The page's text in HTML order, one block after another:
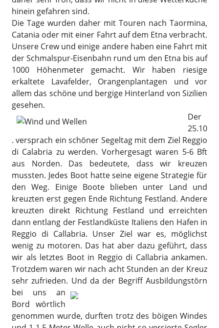
hinein gefahren sind.
Die Tage wurden daher mit Touren nach Taormina,
Catania oder mit einer Fahrt auf dem Etna verbracht.
Unsere Crew und einige andere haben eine Fahrt mit
der Schmalspur-Eisenbahn rund um den Etna bis auf
1000 Höhenmeter gemacht. Wir haben riesige
erkaltete Lavafelder, Orangenplantagen und vor
allem das schöne und bergige Hinterland von Sizilien
gesehen.
Der
25.10
. versprach ein schöner Segeltag mit dem Ziel Reggio
di Calabria zu werden. Vorhergesagt waren 5-6 Bft
aus Norden. Das bedeutete, dass wir kreuzen
mussten. Jedes Boot hatte seine eigene Strategie für
den Weg. Einige Boote blieben unter Land und
kreuzten erst gegen Ende Richtung Festland. Andere
kreuzten direkt Richtung Festland und erreichten
dann entlang der Festlandküste Italiens den Hafen in
Reggio di Callabria. Unser Ziel war es, möglichst
wenig zu motoren. Das hat aber dazu geführt, dass
wir als letztes Boot in Reggio di Callabria ankamen.
Trotzdem waren wir nach acht Stunden an der Kreuz
sehr zufrieden. Und da der Begriff Ausbildungstörn
bei uns an
Bord wörtlich
genommen wurde, durften trotz des böigen Windes